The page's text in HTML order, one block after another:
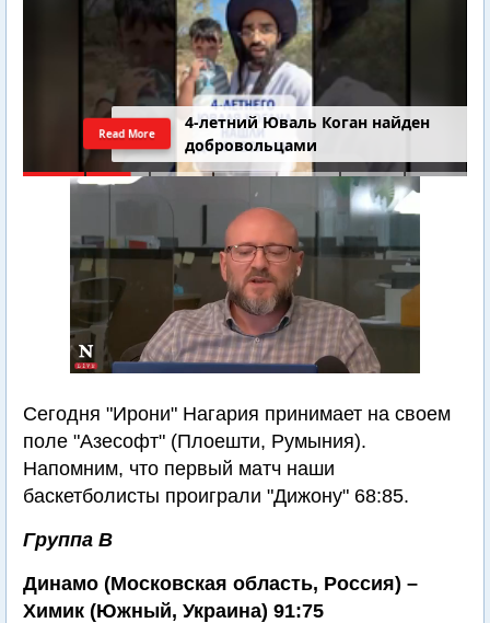
4-летний Юваль Коган найден
добровольцами
Read More
Сегодня "Ирони" Нагария принимает на своем
поле "Азесофт" (Плоешти, Румыния).
Напомним, что первый матч наши
баскетболисты проиграли "Дижону" 68:85.
Группа В
Динамо (Московская область, Россия) –
Химик (Южный, Украина) 91:75